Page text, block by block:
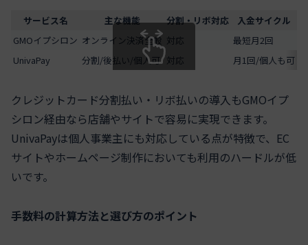
サービス名 主な機能 分割・リボ対応 入金サイクル
GMOイプシロン オンライン決済全般 対応 最短月2回
UnivaPay
分割/後払い/個人可 対応 月1回/個人も可
スクロールできます
クレジットカード分割払い・リボ払いの導入もGMOイプ
シロン経由なら店舗やサイトで容易に実現できます。
UnivaPayは個人事業主にも対応している点が特徴で、EC
サイトやホームページ制作においても利用のハードルが低
いです。
手数料の計算方法と選び方のポイント